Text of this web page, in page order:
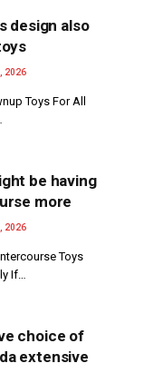
design also
2026
Toys For All
be having
more
2026
Toys
If…
choice of
extensive